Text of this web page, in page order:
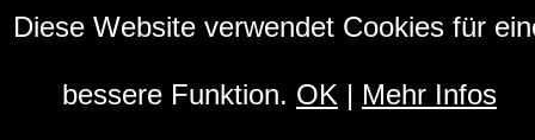
Intelligenz, kreieren den Airbus A380
Susanne + DALL-E, die künstliche
Diese Website verwendet Cookies für
bessere Funktion. OK | Mehr Infos